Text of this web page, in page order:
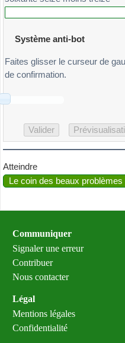
Système anti-bot
Faites glisser le curseur de
de confirmation.
Atteindre
Communiquer
Signaler une erreur
Contribuer
Nous contacter
Légal
Mentions légales
Confidentialité